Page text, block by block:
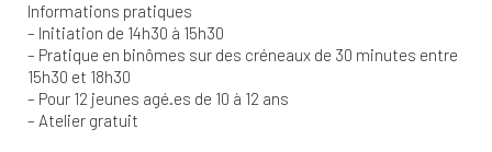
Informations pratiques
– Initiation de 14h30 à 15h30
– Pratique en binômes sur des créneaux de 30 minutes entre
15h30 et 18h30
– Pour 12 jeunes agé.es de 10 à 12 ans
– Atelier gratuit